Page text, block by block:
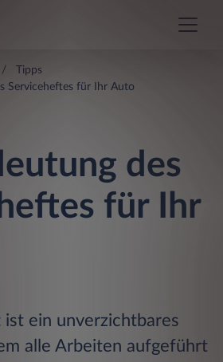
Tipps
Serviceheftes für Ihr Auto
des
für Ihr
ist ein unverzichtbares
alle Arbeiten aufgeführt